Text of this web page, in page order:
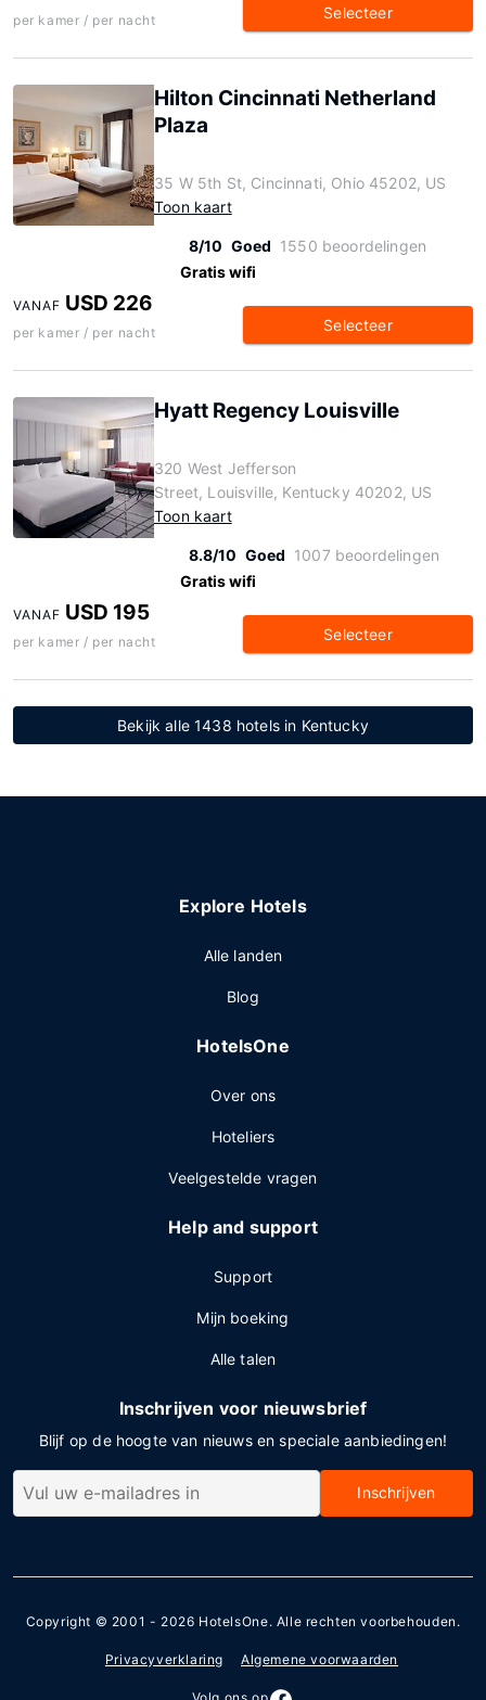
per kamer / per nacht Selecteer
Hilton Cincinnati Netherland
Plaza
35 W 5th St, Cincinnati, Ohio 45202, US
Toon kaart
8/10 Goed 1550 beoordelingen
Gratis wifi
VANAF USD 226
per kamer / per nacht Selecteer
Hyatt Regency Louisville
320 West Jefferson
Street, Louisville, Kentucky 40202, US
Toon kaart
8.8/10 Goed 1007 beoordelingen
Gratis wifi
VANAF USD 195
per kamer / per nacht Selecteer
Bekijk alle 1438 hotels in Kentucky
Explore Hotels
Alle landen
Blog
HotelsOne
Over ons
Hoteliers
Veelgestelde vragen
Help and support
Support
Mijn boeking
Alle talen
Inschrijven voor nieuwsbrief
Blijf op de hoogte van nieuws en speciale aanbiedingen!
Inschrijven
Copyright © 2001 - 2026 HotelsOne. Alle rechten voorbehouden.
Privacyverklaring Algemene voorwaarden